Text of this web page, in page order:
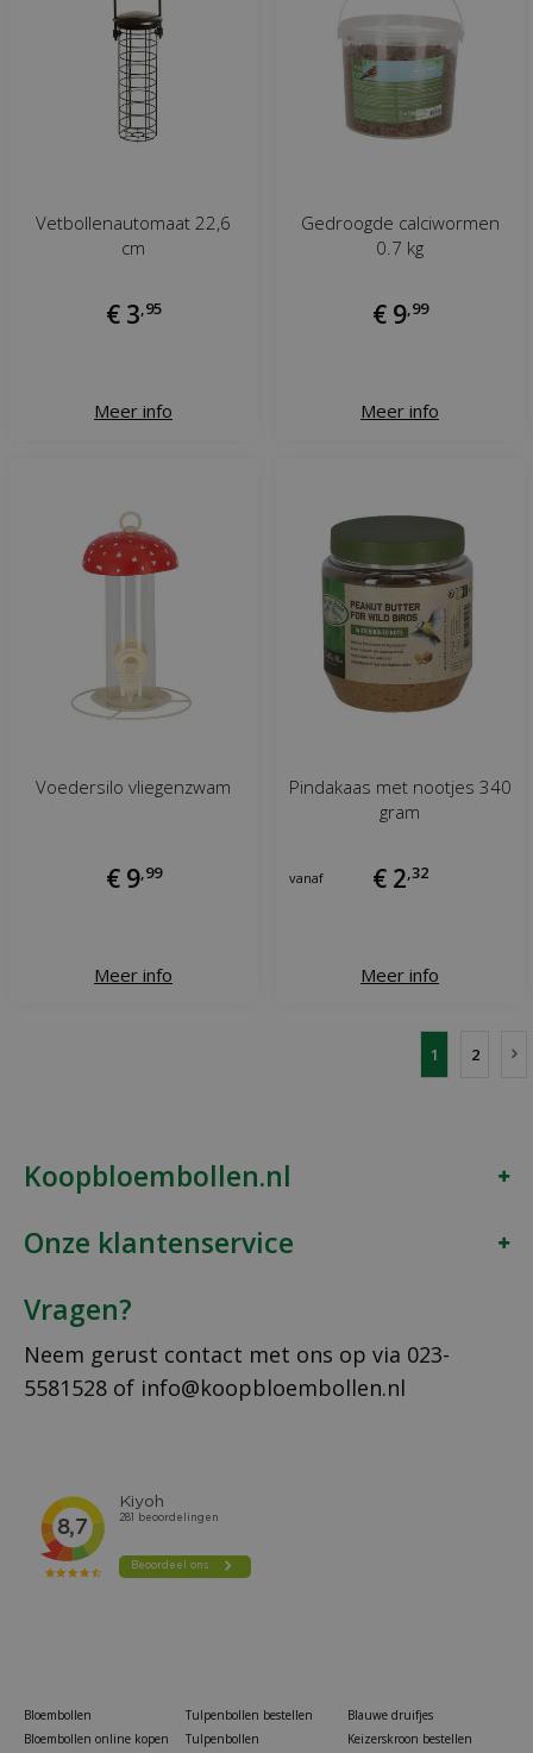
Vetbollenautomaat 22,6
cm
€ 3 95
Meer info
Gedroogde calciwormen
0.7 kg
€ 9, 99
Meer info
Voedersilo vliegenzwam
€ 9, 99
Meer info
Pindakaas met nootjes 340
gram
vanaf € 2 32
Meer info
1 2
Koopbloembollen.nl
Onze klantenservice
Vragen?
Neem gerust contact met ons op via 023-
5581528 of info@koopbloembollen.nl
Bloembollen
Bloembollen online kopen
Tulpenbollen bestellen
Tulpenbollen
Blauwe druifjes
Keizerskroon bestellen